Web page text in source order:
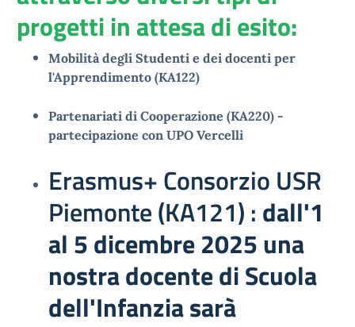
progetti in attesa di esito:
Mobilità degli Studenti e dei docenti per
l'Apprendimento (KA122)
Partenariati di Cooperazione (KA220) -
partecipazione con UPO Vercelli
Erasmus+ Consorzio USR
Piemonte (KA121) : dall'1
al 5 dicembre 2025 una
nostra docente di Scuola
dell'Infanzia sarà